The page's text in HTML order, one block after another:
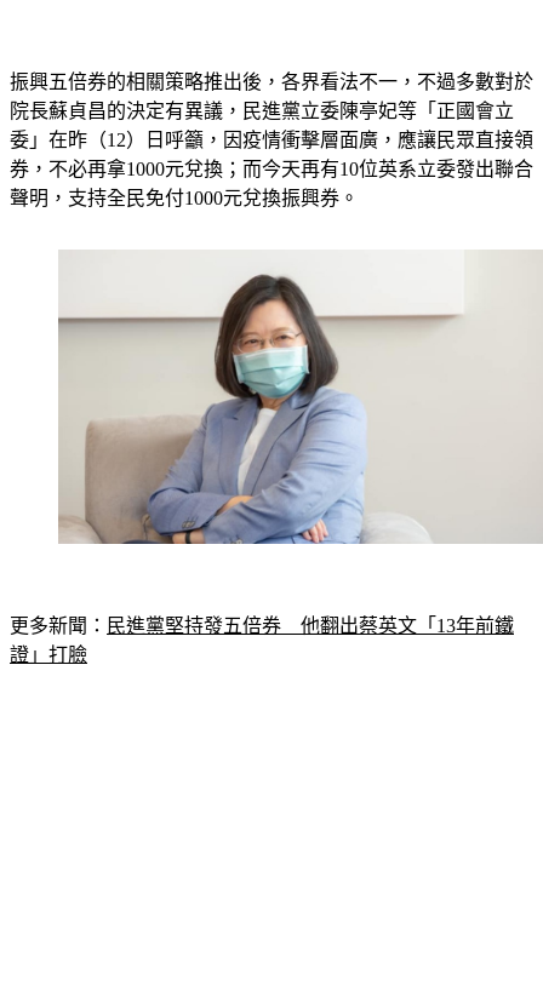
院長蘇貞昌的決定有異議，民進黨立委陳亭妃等「正國會立
委」在昨（12）日呼籲，因疫情衝擊層面廣，應讓民眾直接領
券，不必再拿1000元兌換；而今天再有10位英系立委發出聯合
聲明，支持全民免付1000元兌換振興券。
證」打臉